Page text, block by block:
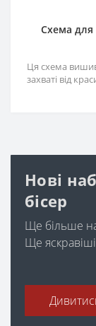
Схема
Ця схема
захваті від
Нові
бісер
Ще більше
Ще